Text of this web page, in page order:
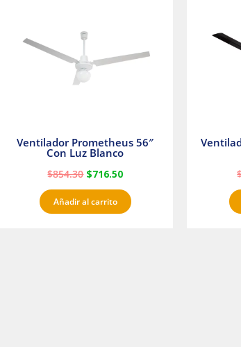
Ventilador Prometheus 56″
Con Luz Blanco
$854.30 $716.50
Añadir al carrito